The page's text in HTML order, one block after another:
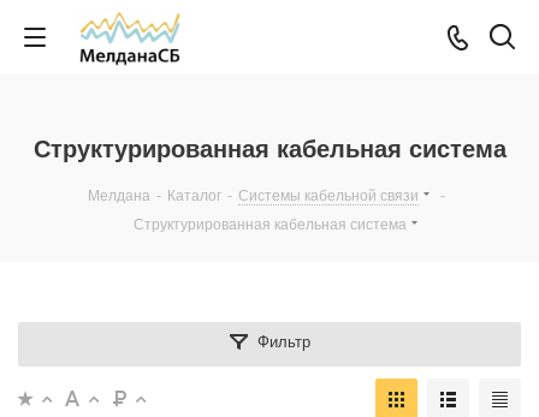
Структурированная кабельная система
Мелдана - Каталог - Системы кабельной связи
-
Структурированная кабельная система
Фильтр